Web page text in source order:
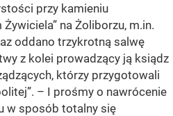
przy kamieniu
na Żoliborzu, m.in.
oddano trzykrotną salwę
z kolei prowadzący ją ksiądz
którzy przygotowali
– I prośmy o nawrócenie
w sposób totalny się